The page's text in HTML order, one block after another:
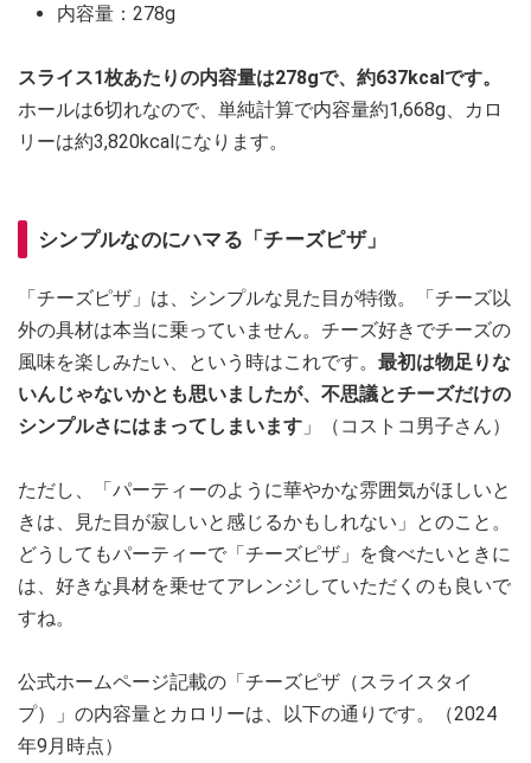
内容量：278g
スライス1枚あたりの内容量は278gで、約637kcalです。
ホールは6切れなので、単純計算で内容量約1,668g、カロ
リーは約3,820kcalになります。
シンプルなのにハマる「チーズピザ」
「チーズピザ」は、シンプルな見た目が特徴。「チーズ以
外の具材は本当に乗っていません。チーズ好きでチーズの
風味を楽しみたい、という時はこれです。 最初は物足りな
いんじゃないかとも思いましたが、不思議とチーズだけの
シンプルさにはまってしまいます 」（コストコ男子さん）
ただし、「パーティーのように華やかな雰囲気がほしいと
きは、見た目が寂しいと感じるかもしれない」とのこと。
どうしてもパーティーで「チーズピザ」を食べたいときに
は、好きな具材を乗せてアレンジしていただくのも良いで
すね。
公式ホームページ記載の「チーズピザ（スライスタイ
プ）」の内容量とカロリーは、以下の通りです。（2024
年9月時点）